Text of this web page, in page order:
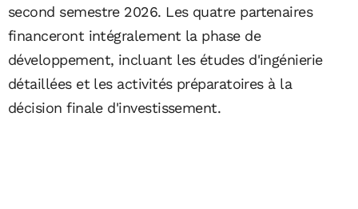
second semestre 2026. Les quatre partenaires
financeront intégralement la phase de
développement, incluant les études d'ingénierie
détaillées et les activités préparatoires à la
décision finale d'investissement.